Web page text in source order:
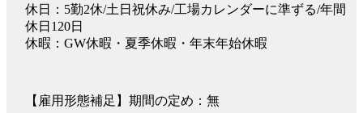
休日：5勤2休/土日祝休み/工場カレンダーに準ずる/年間
休日120日
休暇：GW休暇・夏季休暇・年末年始休暇
【雇用形態補足】期間の定め：無